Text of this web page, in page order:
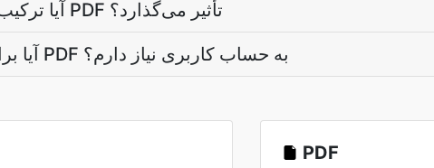
آیا ترکیب کردن روی کیفیت PDF تأثیر می‌گذارد؟
آیا برای ترکیب فایل‌های PDF به حساب کاربری نیاز دارم؟
PDF